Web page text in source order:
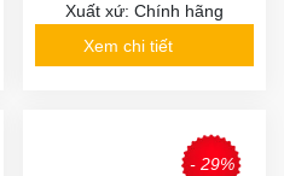
Xuất xứ: Chính hãng
Xem chi tiết
- 29%